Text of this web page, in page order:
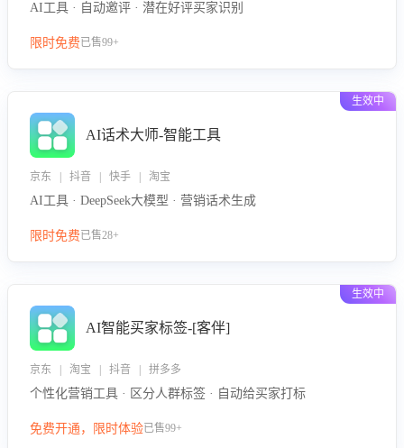
AI工具 · 自动邀评 · 潜在好评买家识别
限时免费已售99+
生效中
AI话术大师-智能工具
京东 | 抖音 | 快手 | 淘宝
AI工具 · DeepSeek大模型 · 营销话术生成
限时免费已售28+
生效中
AI智能买家标签-[客伴]
京东 | 淘宝 | 抖音 | 拼多多
个性化营销工具 · 区分人群标签 · 自动给买家打标
免费开通，限时体验已售99+